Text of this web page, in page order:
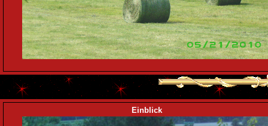
Einblick